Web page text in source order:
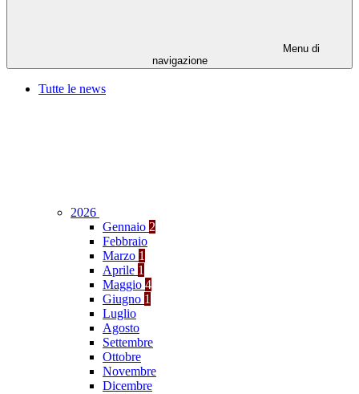
Menu di
navigazione
Tutte le news
2026
Gennaio 2
Febbraio
Marzo 1
Aprile 1
Maggio 4
Giugno 1
Luglio
Agosto
Settembre
Ottobre
Novembre
Dicembre